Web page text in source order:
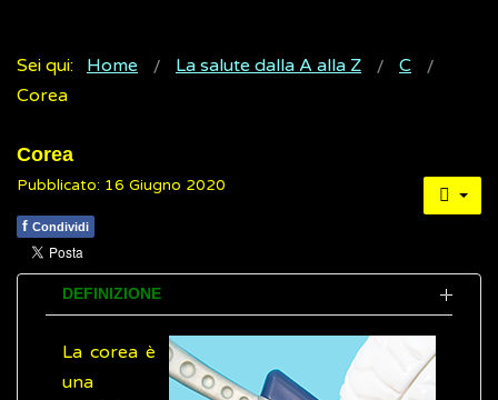
Sei qui: Home La salute dalla A alla Z
C
Corea
Corea
Pubblicato: 16 Giugno 2020
f Condividi
DEFINIZIONE
La corea è
una